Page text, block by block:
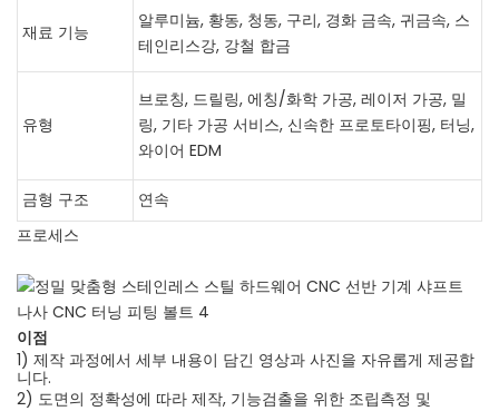
재료 기능
알루미늄, 황동, 청동, 구리, 경화 금속, 귀금속, 스
테인리스강, 강철 합금
유형
브로칭, 드릴링, 에칭/화학 가공, 레이저 가공, 밀
링, 기타 가공 서비스, 신속한 프로토타이핑, 터닝,
와이어 EDM
금형 구조
연속
프로세스
이점
1) 제작 과정에서 세부 내용이 담긴 영상과 사진을 자유롭게 제공합
니다.
2) 도면의 정확성에 따라 제작, 기능검출을 위한 조립측정 및